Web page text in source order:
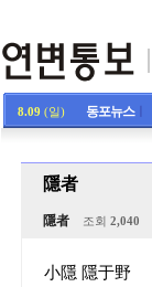
8.09 (일) 동포뉴스ㅣ
隱者
隱者 조회 2,040
小隱 隱于野